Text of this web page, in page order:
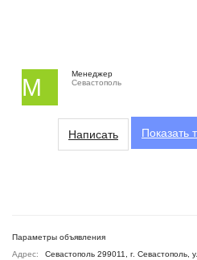
М
Менеджер
Севастополь
Написать Показать
Параметры объявления
Адрес:
Севастополь 299011, г. Севастополь,